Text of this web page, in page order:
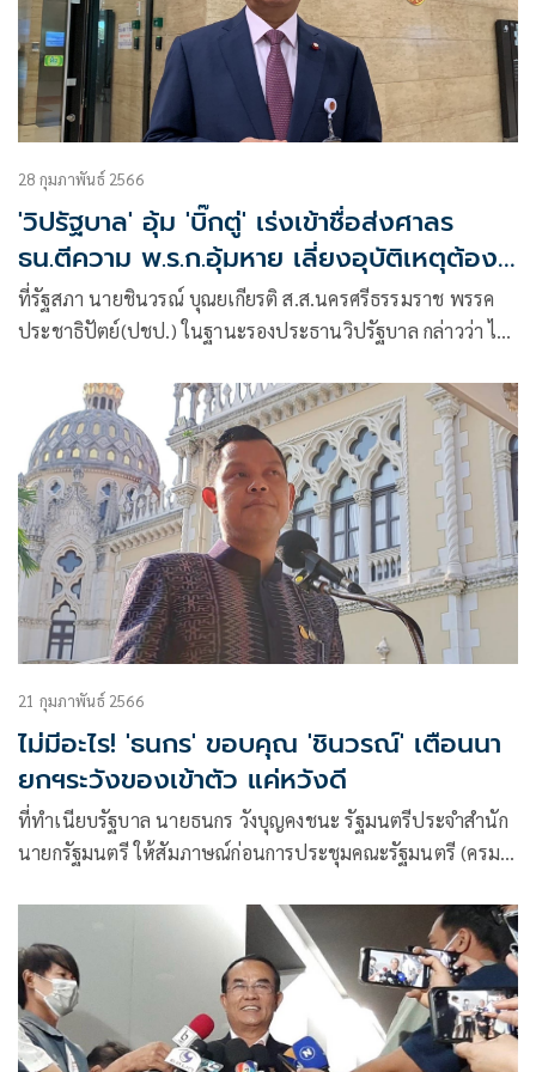
28 กุมภาพันธ์ 2566
'วิปรัฐบาล' อุ้ม 'บิ๊กตู่' เร่งเข้าชื่อส่งศาลร
ธน.ตีความ พ.ร.ก.อุ้มหาย เลี่ยงอุบัติเหตุต้อง
ยุบสภา
ที่รัฐสภา นายชินวรณ์ บุณยเกียรติ ส.ส.นครศรีธรรมราช พรรค
ประชาธิปัตย์(ปชป.) ในฐานะรองประธานวิปรัฐบาล กล่าวว่า ได้
21 กุมภาพันธ์ 2566
ไม่มีอะไร! 'ธนกร' ขอบคุณ 'ชินวรณ์' เตือนนา
ยกฯระวังของเข้าตัว แค่หวังดี
ที่ทำเนียบรัฐบาล นายธนกร วังบุญคงชนะ รัฐมนตรีประจำสำนัก
นายกรัฐมนตรี ให้สัมภาษณ์ก่อนการประชุมคณะรัฐมนตรี (ครม.)